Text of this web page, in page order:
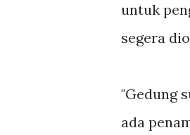
untuk
segera
"Gedung
ada